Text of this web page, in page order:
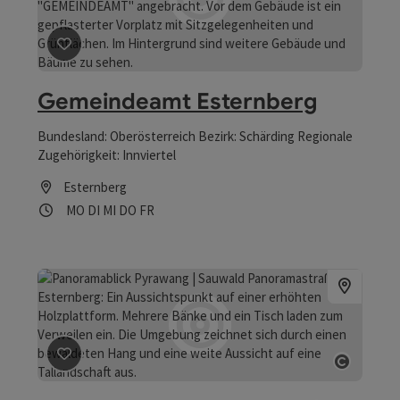
Beitrag merken
Gemeindeamt Esternberg
Bundesland: Oberösterreich Bezirk: Schärding Regionale
Zugehörigkeit: Innviertel
Esternberg
Öffnungszeiten
MO Montag geöffnet
DI Dienstag geöffnet
MI Mittwoch geöffnet
DO Donnerstag geöffnet
FRFreitag geöffnet
Beitrag merken : Panoramablick Pyrawang | Sauwald